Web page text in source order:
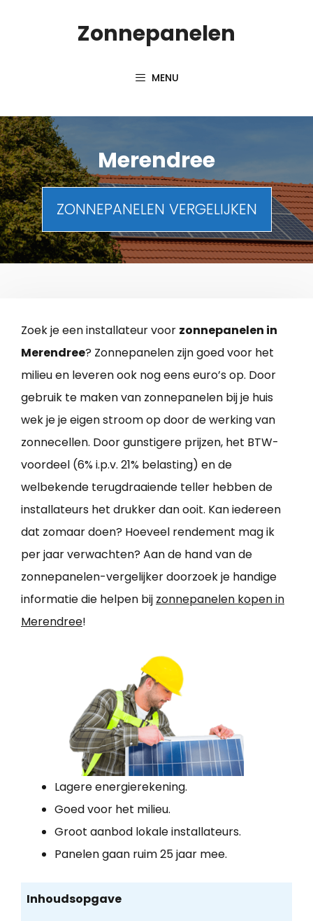
Zonnepanelen
MENU
Merendree
ZONNEPANELEN VERGELIJKEN
Zoek je een installateur voor zonnepanelen in
Merendree? Zonnepanelen zijn goed voor het
milieu en leveren ook nog eens euro’s op. Door
gebruik te maken van zonnepanelen bij je huis
wek je je eigen stroom op door de werking van
zonnecellen. Door gunstigere prijzen, het BTW-
voordeel (6% i.p.v. 21% belasting) en de
welbekende terugdraaiende teller hebben de
installateurs het drukker dan ooit. Kan iedereen
dat zomaar doen? Hoeveel rendement mag ik
per jaar verwachten? Aan de hand van de
zonnepanelen-vergelijker doorzoek je handige
informatie die helpen bij zonnepanelen kopen in
Merendree!
Lagere energierekening.
Goed voor het milieu.
Groot aanbod lokale installateurs.
Panelen gaan ruim 25 jaar mee.
Inhoudsopgave